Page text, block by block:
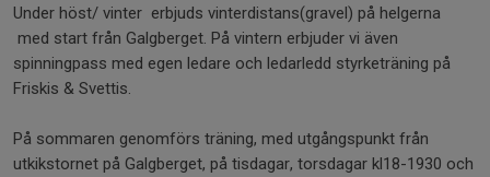
Under höst/ vinter erbjuds vinterdistans(gravel) på helgerna
med start från Galgberget. På vintern erbjuder vi även
spinningpass med egen ledare och ledarledd styrketräning på
Friskis & Svettis.
På sommaren genomförs träning, med utgångspunkt från
utkikstornet på Galgberget, på tisdagar, torsdagar kl18-1930 och